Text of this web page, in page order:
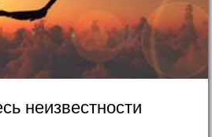
неизвестности